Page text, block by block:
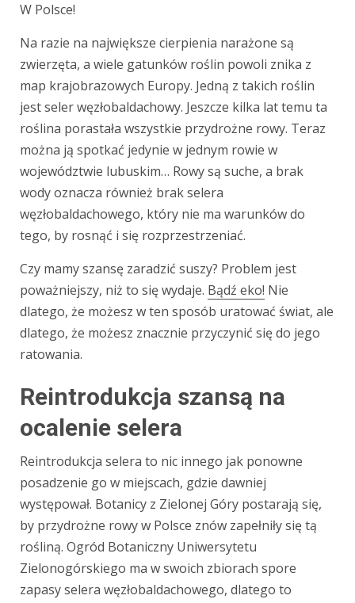
W Polsce!
Na razie na największe cierpienia narażone są
zwierzęta, a wiele gatunków roślin powoli znika z
map krajobrazowych Europy. Jedną z takich roślin
jest seler węzłobaldachowy. Jeszcze kilka lat temu ta
roślina porastała wszystkie przydrożne rowy. Teraz
można ją spotkać jedynie w jednym rowie w
województwie lubuskim… Rowy są suche, a brak
wody oznacza również brak selera
węzłobaldachowego, który nie ma warunków do
tego, by rosnąć i się rozprzestrzeniać.
Czy mamy szansę zaradzić suszy? Problem jest
poważniejszy, niż to się wydaje. Bądź eko! Nie
dlatego, że możesz w ten sposób uratować świat, ale
dlatego, że możesz znacznie przyczynić się do jego
ratowania.
Reintrodukcja szansą na
ocalenie selera
Reintrodukcja selera to nic innego jak ponowne
posadzenie go w miejscach, gdzie dawniej
występował. Botanicy z Zielonej Góry postarają się,
by przydrożne rowy w Polsce znów zapełniły się tą
rośliną. Ogród Botaniczny Uniwersytetu
Zielonogórskiego ma w swoich zbiorach spore
zapasy selera węzłobaldachowego, dlatego to